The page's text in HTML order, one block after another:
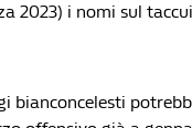
2023) i nomi sul
bianconcelesti